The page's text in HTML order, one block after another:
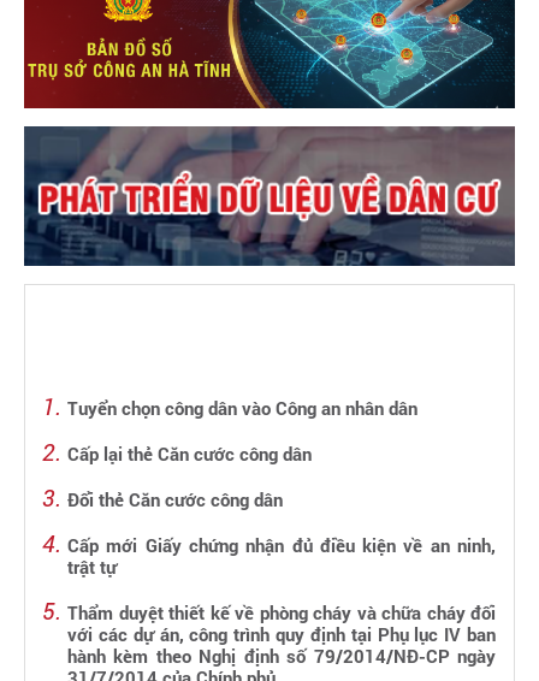
Tuyển chọn công dân vào Công an nhân dân
Cấp lại thẻ Căn cước công dân
Đổi thẻ Căn cước công dân
Cấp mới Giấy chứng nhận đủ điều kiện về an ninh,
trật tự
Thẩm duyệt thiết kế về phòng cháy và chữa cháy đối
với các dự án, công trình quy định tại Phụ lục IV ban
hành kèm theo Nghị định số 79/2014/NĐ-CP ngày